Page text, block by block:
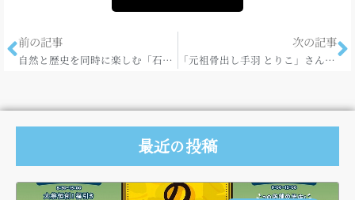
前の記事
自然と歴史を同時に楽しむ「石坂石畳道」
次の記事
「元祖骨出し手羽 とりこ」さんのお弁当♪
最近の投稿